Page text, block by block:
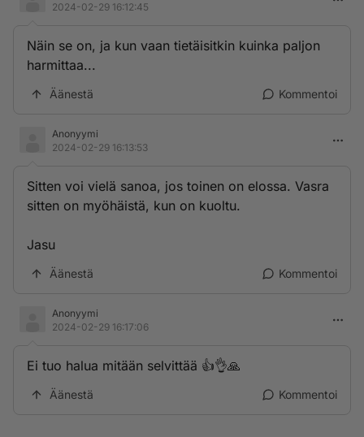
2024-02-29 16:12:45
Näin se on, ja kun vaan tietäisitkin kuinka paljon
harmittaa...
Äänestä Kommentoi
Anonyymi
2024-02-29 16:13:53
Sitten voi vielä sanoa, jos toinen on elossa. Vasra
sitten on myöhäistä, kun on kuoltu.
Jasu
Äänestä Kommentoi
Anonyymi
2024-02-29 16:17:06
Ei tuo halua mitään selvittää 👍👌🙏
Äänestä Kommentoi